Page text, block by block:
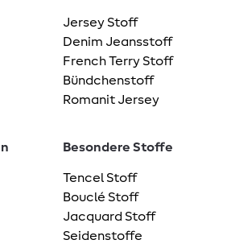
Jersey Stoff
Denim Jeansstoff
French Terry Stoff
Bündchenstoff
Romanit Jersey
Besondere Stoffe
Tencel Stoff
Bouclé Stoff
Jacquard Stoff
Seidenstoffe